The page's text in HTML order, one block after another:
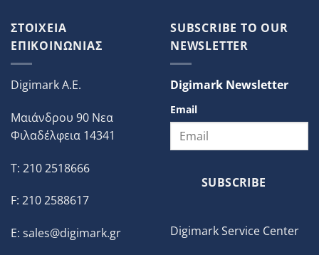
ΣΤΟΙΧΕΙΑ
ΕΠΙΚΟΙΝΩΝΙΑΣ
Digimark A.E.
Μαιάνδρου 90 Νεα
Φιλαδέλφεια 14341
T: 210 2518666
F: 210 2588617
E: sales@digimark.gr
SUBSCRIBE TO OUR
NEWSLETTER
Digimark Newsletter
Email
SUBSCRIBE
Digimark Service Center